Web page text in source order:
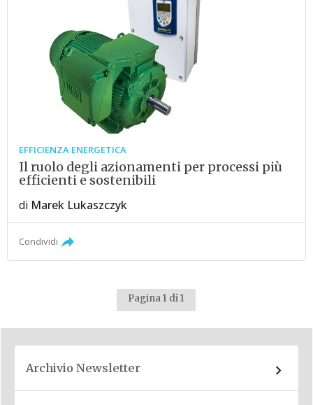
EFFICIENZA ENERGETICA
Il ruolo degli azionamenti per processi più
efficienti e sostenibili
di Marek Lukaszczyk
Condividi
Pagina 1 di 1
Archivio Newsletter